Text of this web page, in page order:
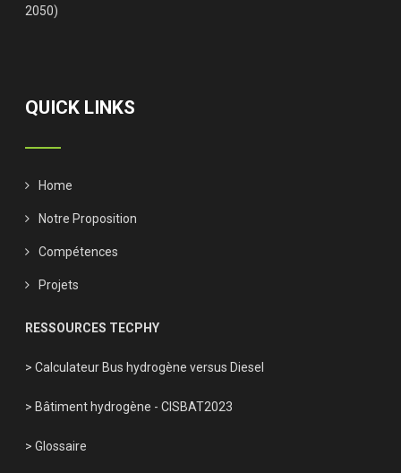
2050)
QUICK LINKS
Home
Notre Proposition
Compétences
Projets
RESSOURCES TECPHY
> Calculateur Bus hydrogène versus Diesel
> Bâtiment hydrogène - CISBAT2023
> Glossaire